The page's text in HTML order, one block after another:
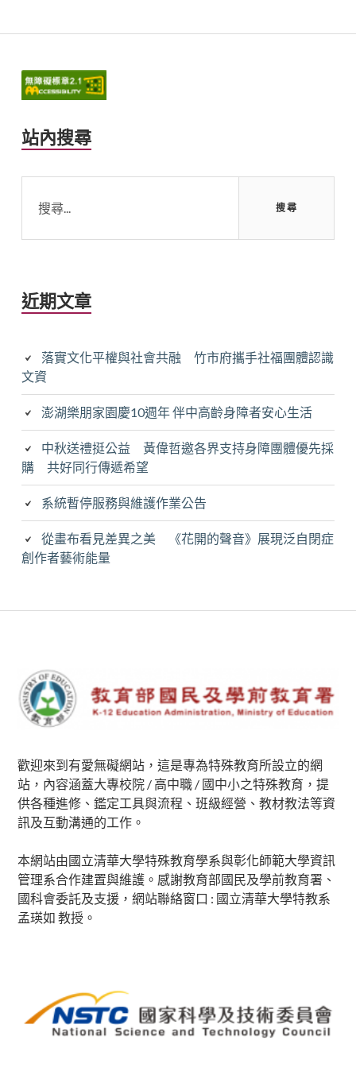
Primary
站內搜尋
鍵
近期文章
落實文化平權與社會共融 竹市府攜手社福團體認識
文資
澎湖樂朋家園慶10週年 伴中高齡身障者安心生活
中秋送禮挺公益 黃偉哲邀各界支持身障團體優先採
購 共好同行傳遞希望
系統暫停服務與維護作業公告
從畫布看見差異之美 《花開的聲音》展現泛自閉症
創作者藝術能量
Subsidiary
Sidebar
歡迎來到有愛無礙網站，這是專為特殊教育所設立的網
站，內容涵蓋大專校院 / 高中職 / 國中小之特殊教育，提
供各種進修、鑑定工具與流程、班級經營、教材教法等資
訊及互動溝通的工作。
本網站由國立清華大學特殊教育學系與彰化師範大學資訊
管理系合作建置與維護。感謝教育部國民及學前教育署、
國科會委託及支援，網站聯絡窗口 : 國立清華大學特教系
孟瑛如 教授。